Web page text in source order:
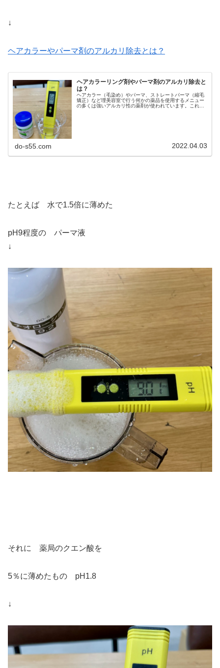
↓
ヘアカラーやパーマ剤のアルカリ除去とは？
ヘアカラーリング剤やパーマ剤のアルカリ除去と
は？
ヘアカラー（毛染め）やパーマ、ストレートパーマ（縮毛
矯正）など理美容室で行う何かの薬品を使用するメニュー
の多くは強いアルカリ性の薬剤が使われています。これら
do-s55.com 2022.04.03
たとえば 水で1.5倍に薄めた
pH9程度の パーマ液
↓
それに 薬局のクエン酸を
5％に薄めたもの pH1.8
↓